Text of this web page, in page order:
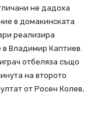
не дадоха
в домакинската
реализира
в Владимир Каптиев.
отбеляза също
на второто
от Росен Колев,